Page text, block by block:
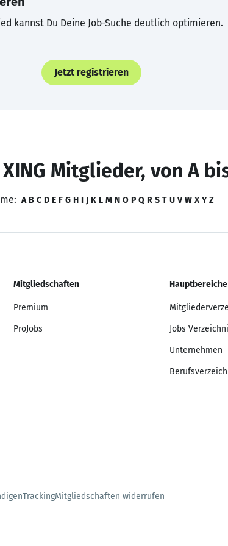
kannst Du Deine Job-Suche deutlich optimieren.
Jetzt registrieren
Mitglieder, von A
A B C D E F G H I J K L M N O P Q R S T U V W X Y Z
Mitgliedschaften
Premium
ProJobs
Hauptbereiche
Jobs
Unternehmen
TrackingMitgliedschaften widerrufen